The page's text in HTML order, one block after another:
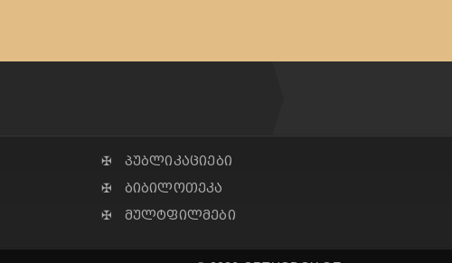
✠ პუბლიკაციები
✠ ბიბილოთეკა
✠ მულტფილმები